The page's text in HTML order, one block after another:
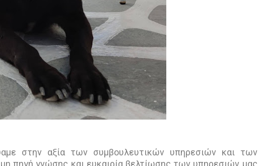
στην αξία των συμβουλευτικών υπηρεσιών και των